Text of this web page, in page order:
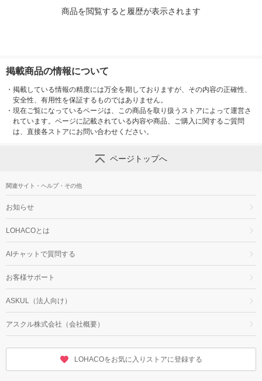
商品を閲覧すると履歴が表示されます
掲載商品の情報について
・ 掲載している情報の精度には万全を期しておりますが、その内容の正確性、
安全性、有用性を保証するものではありません。
・ 現在ご覧になっているページは、この商品を取り扱うストアによって運営さ
れています。ページに記載されている内容や商品、ご購入に関するご質問
は、直接各ストアにお問い合わせください。
ページトップへ
関連サイト・ヘルプ・その他
お知らせ
LOHACOとは
AIチャットで質問する
お客様サポート
ASKUL（法人向け）
アスクル株式会社（会社概要）
LOHACOをお気に入りストアに登録する